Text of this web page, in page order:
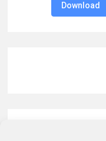
Download